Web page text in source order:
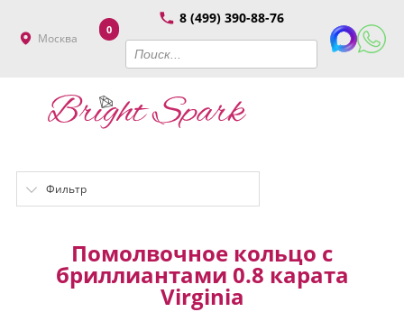
Москва
8 (499) 390-88-76
0
Фильтр
Помолвочное кольцо с
бриллиантами 0.8 каратa
Virginia